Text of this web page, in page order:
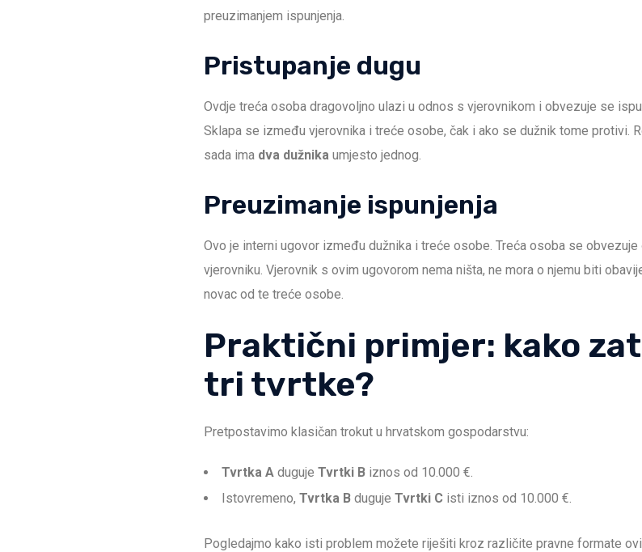
preuzimanjem ispunjenja.
Pristupanje dugu
Ovdje treća osoba dragovoljno ulazi u odnos s vjerovnikom i obvezuje se
Sklapa se između vjerovnika i treće osobe, čak i ako se dužnik tome protivi.
sada ima dva dužnika umjesto jednog.
Preuzimanje ispunjenja
Ovo je interni ugovor između dužnika i treće osobe. Treća osoba se
vjerovniku. Vjerovnik s ovim ugovorom nema ništa, ne mora o njemu biti
novac od te treće osobe.
Praktični primjer: kako
tri tvrtke?
Pretpostavimo klasičan trokut u hrvatskom gospodarstvu:
Tvrtka A duguje Tvrtki B iznos od 10.000 €.
Istovremeno, Tvrtka B duguje Tvrtki C isti iznos od 10.000 €.
Pogledajmo kako isti problem možete riješiti kroz različite pravne formate